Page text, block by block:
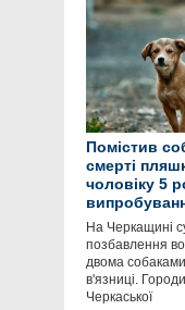
Помістив
смерті
чоловіку 5
На Черкащині
позбавлення
двома
в'язниці.
Черкаської